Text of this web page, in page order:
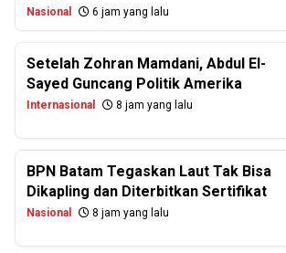
Nasional 6 jam yang lalu
Setelah Zohran Mamdani, Abdul El-
Sayed Guncang Politik Amerika
Internasional 8 jam yang lalu
BPN Batam Tegaskan Laut Tak Bisa
Dikapling dan Diterbitkan Sertifikat
Nasional 8 jam yang lalu